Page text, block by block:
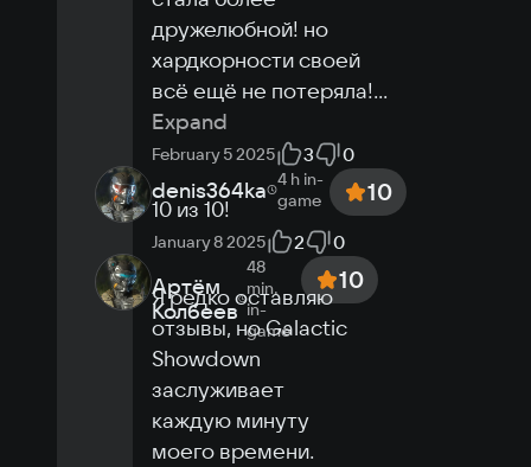
дружелюбной! но
хардкорности своей
всё ещё не потеряла!...
Expand
February 5 2025 3 0
denis364ka 4 h in-
game
10
10 из 10!
January 8 2025 2 0
Артём
Колбеев
48
min.
in-
game
10
Я редко оставляю
отзывы, но Galactic
Showdown
заслуживает
каждую минуту
моего времени.